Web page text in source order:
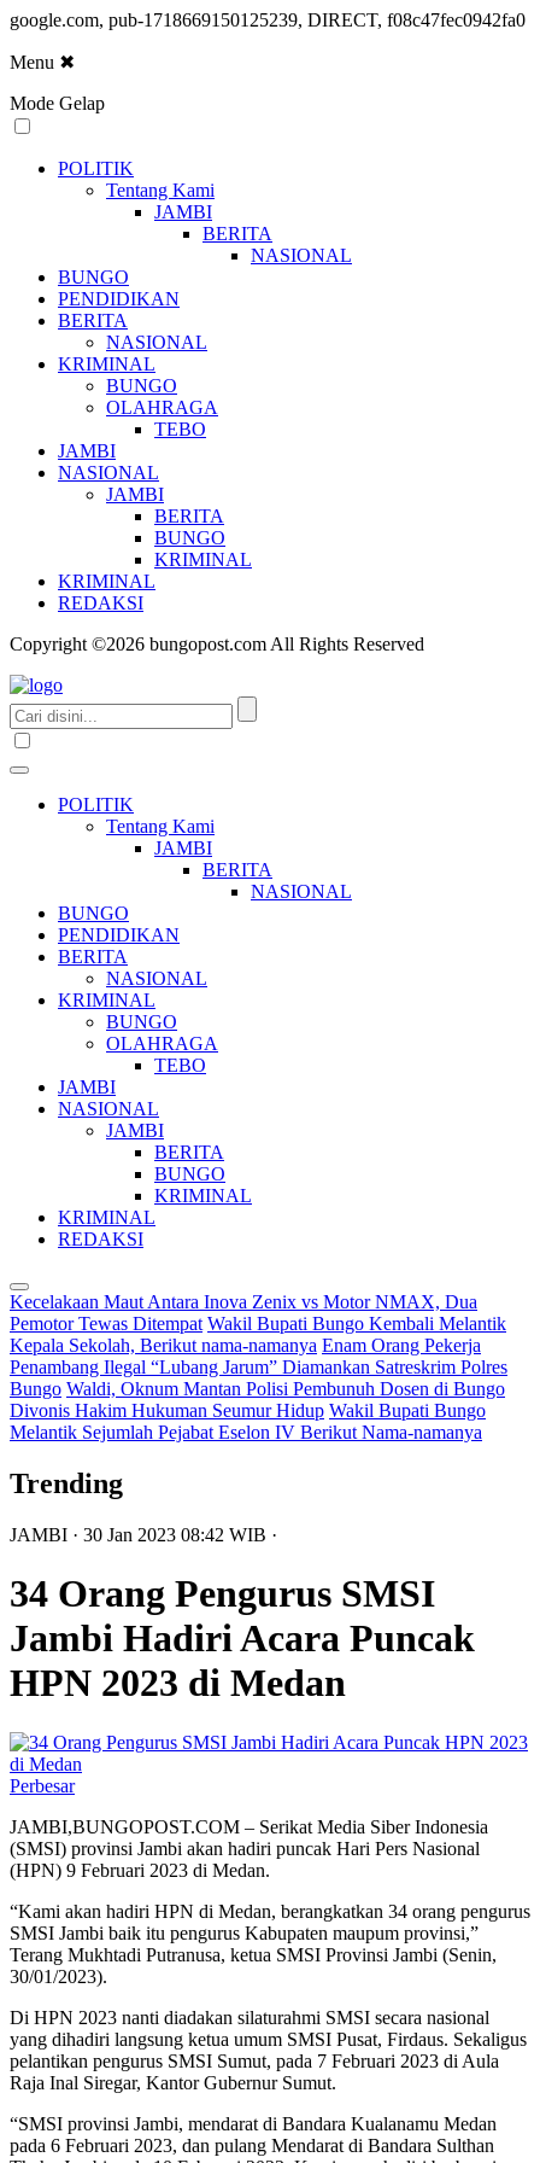
google.com, pub-1718669150125239, DIRECT, f08c47fec0942fa0
Menu ✖
Mode Gelap
POLITIK
Tentang Kami
JAMBI
BERITA
NASIONAL
BUNGO
PENDIDIKAN
BERITA
NASIONAL
KRIMINAL
BUNGO
OLAHRAGA
TEBO
JAMBI
NASIONAL
JAMBI
BERITA
BUNGO
KRIMINAL
KRIMINAL
REDAKSI
Copyright ©2026 bungopost.com All Rights Reserved
POLITIK
Tentang Kami
JAMBI
BERITA
NASIONAL
BUNGO
PENDIDIKAN
BERITA
NASIONAL
KRIMINAL
BUNGO
OLAHRAGA
TEBO
JAMBI
NASIONAL
JAMBI
BERITA
BUNGO
KRIMINAL
KRIMINAL
REDAKSI
Kecelakaan Maut Antara Inova Zenix vs Motor NMAX, Dua
Pemotor Tewas Ditempat Wakil Bupati Bungo Kembali Melantik
Kepala Sekolah, Berikut nama-namanya Enam Orang Pekerja
Penambang Ilegal “Lubang Jarum” Diamankan Satreskrim Polres
Bungo Waldi, Oknum Mantan Polisi Pembunuh Dosen di Bungo
Divonis Hakim Hukuman Seumur Hidup Wakil Bupati Bungo
Melantik Sejumlah Pejabat Eselon IV Berikut Nama-namanya
Trending
JAMBI · 30 Jan 2023 08:42 WIB ·
34 Orang Pengurus SMSI
Jambi Hadiri Acara Puncak
HPN 2023 di Medan
Perbesar
JAMBI,BUNGOPOST.COM – Serikat Media Siber Indonesia
(SMSI) provinsi Jambi akan hadiri puncak Hari Pers Nasional
(HPN) 9 Februari 2023 di Medan.
“Kami akan hadiri HPN di Medan, berangkatkan 34 orang pengurus
SMSI Jambi baik itu pengurus Kabupaten maupum provinsi,”
Terang Mukhtadi Putranusa, ketua SMSI Provinsi Jambi (Senin,
30/01/2023).
Di HPN 2023 nanti diadakan silaturahmi SMSI secara nasional
yang dihadiri langsung ketua umum SMSI Pusat, Firdaus. Sekaligus
pelantikan pengurus SMSI Sumut, pada 7 Februari 2023 di Aula
Raja Inal Siregar, Kantor Gubernur Sumut.
“SMSI provinsi Jambi, mendarat di Bandara Kualanamu Medan
pada 6 Februari 2023, dan pulang Mendarat di Bandara Sulthan